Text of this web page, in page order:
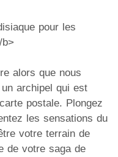
pour les
alors que nous
archipel qui est
postale. Plongez
les sensations du
votre terrain de
de votre saga de